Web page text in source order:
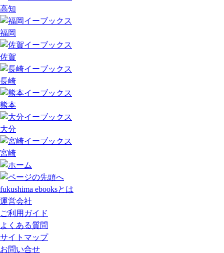
高知
福岡
佐賀
長崎
熊本
大分
宮崎
fukushima ebooksとは
運営会社
ご利用ガイド
よくある質問
サイトマップ
お問い合せ